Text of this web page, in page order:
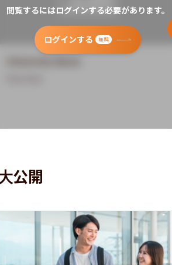
閲覧するにはログインする必要があります。
ログインする 無料
公開